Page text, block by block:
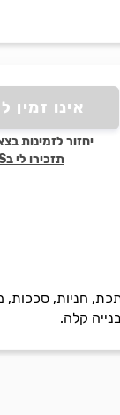
אינו זמין
יחזור לזמינות
תזכירו לי בSMS
חניות, סככות,
קלה.